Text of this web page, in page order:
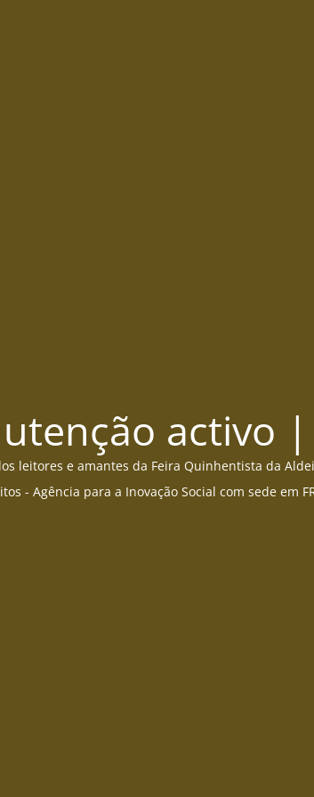
activo
leitores e amantes da Feira Quinhentista da
- Agência para a Inovação Social com sede em